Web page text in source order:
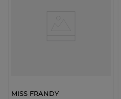
MISS FRANDY